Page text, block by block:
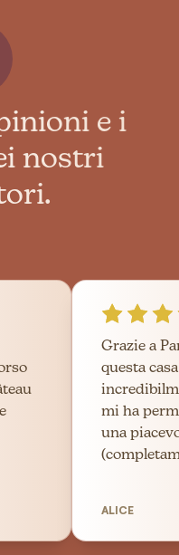
e i
nostri
Grazie a
questa
mi ha
una
ALICE